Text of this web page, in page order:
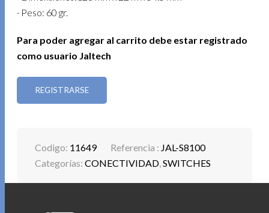
· Peso: 60 gr.
Para poder agregar al carrito debe estar registrado
como usuario Jaltech
REGISTRARSE
Codigo: 11649 Referencia : JAL-S8100
Categorías:CONECTIVIDAD,SWITCHES